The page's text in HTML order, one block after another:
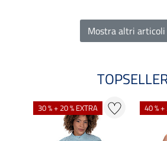
Mostra altri articoli
30 % + 20 % EXTRA 40 % +